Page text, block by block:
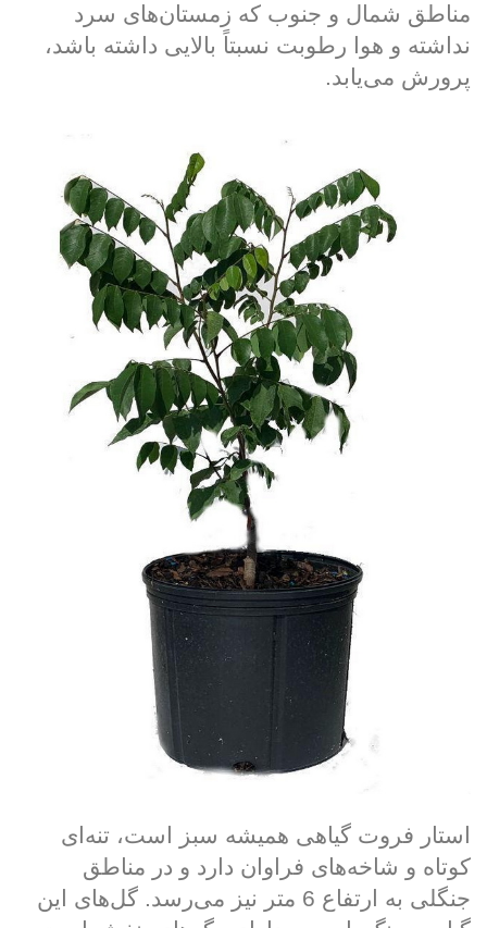
مناطق شمال و جنوب که زمستان‌های سرد
نداشته و هوا رطوبت نسبتاً بالایی داشته باشد،
پرورش می‌یابد.
استار فروت گیاهی همیشه سبز است، تنه‌ای
کوتاه و شاخه‌های فراوان دارد و در مناطق
جنگلی به ارتفاع 6 متر نیز می‌رسد. گل‌های این